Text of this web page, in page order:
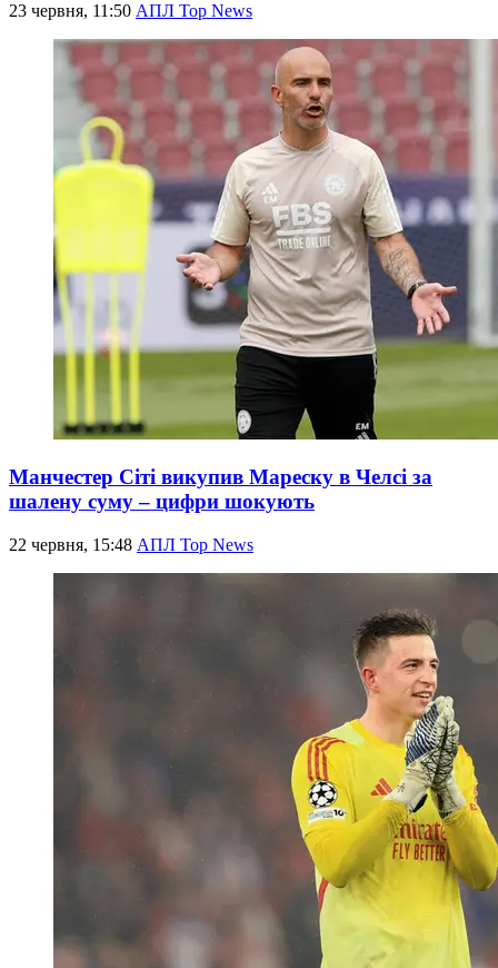
23 червня, 11:50 АПЛ Top News
Манчестер Сіті викупив Мареску в Челсі за
шалену суму – цифри шокують
22 червня, 15:48 АПЛ Top News